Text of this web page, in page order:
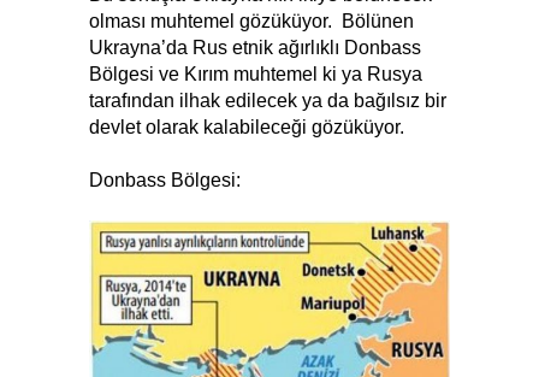
olması muhtemel gözüküyor. Bölünen
Ukrayna’da Rus etnik ağırlıklı Donbass
Bölgesi ve Kırım muhtemel ki ya Rusya
tarafından ilhak edilecek ya da bağılsız bir
devlet olarak kalabileceği gözüküyor.
Donbass Bölgesi: